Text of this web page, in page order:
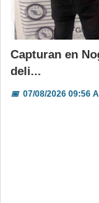
Capturan en
deli...
📅07/08/2026 09:56